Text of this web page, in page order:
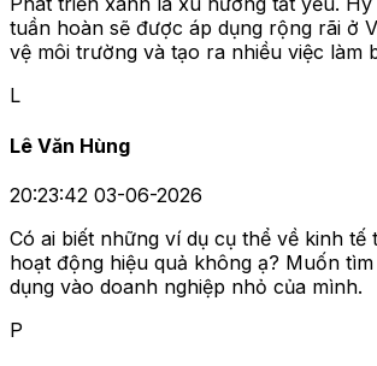
tuần hoàn sẽ được áp dụng rộng rãi ở
vệ môi trường và tạo ra nhiều việc làm
L
Lê Văn Hùng
20:23:42 03-06-2026
Có ai biết những ví dụ cụ thể về kinh tế
hoạt động hiệu quả không ạ? Muốn
dụng vào doanh nghiệp nhỏ của mình.
P